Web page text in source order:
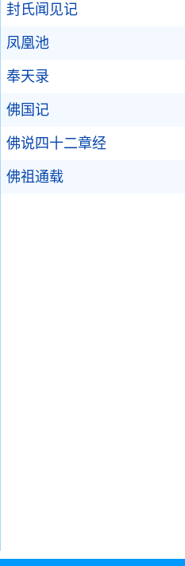
封氏闻见记
凤凰池
奉天录
佛国记
佛说四十二章经
佛祖通载